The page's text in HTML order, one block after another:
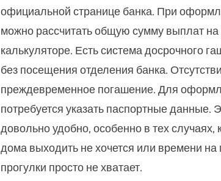
официальной странице банка. При
можно рассчитать общую сумму выплат
калькуляторе. Есть система досрочного
без посещения отделения банка.
преждевременное погашение. Для
потребуется указать паспортные данные.
довольно удобно, особенно в тех случаях,
дома выходить не хочется или времени
прогулки просто не хватает.